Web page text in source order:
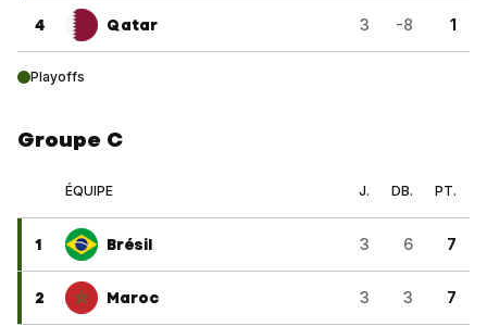
4 Qatar 3 -8 1
Playoffs
Groupe C
ÉQUIPE J. DB. PT.
1 Brésil 3 6 7
2 Maroc 3 3 7